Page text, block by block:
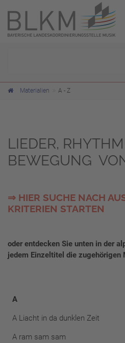
Materialien A - Z
LIEDER,
BEWEGUNG
⇒ HIER SUCHE NACH
KRITERIEN STARTEN
oder entdecken Sie unten in der
jedem Einzeltitel die zugehörigen
A
A Liacht in da dunklen Zeit
A ram sam sam